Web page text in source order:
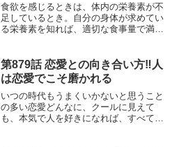
食欲を感じるときは、体内の栄養素が不
足しているとき。自分の身体が求めてい
る栄養素を知れば、適切な食事量で満足
満足できる食生活を手に入れる方法と
は？
第879話 恋愛との向き合い方‼人
は恋愛でこそ磨かれる
いつの時代もうまくいかないと思うこと
の多い恋愛どんなに、クールに見えて
も、本気で人を好きになれば、すべての